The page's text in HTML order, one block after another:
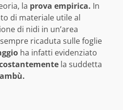
la prova empirica. In
di materiale utile al
di nidi in un’area
ricaduta sulle foglie
ha infatti evidenziato
la suddetta